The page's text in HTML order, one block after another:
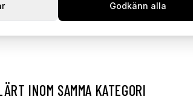
Godkänn alla
INOM SAMMA KATEGORI